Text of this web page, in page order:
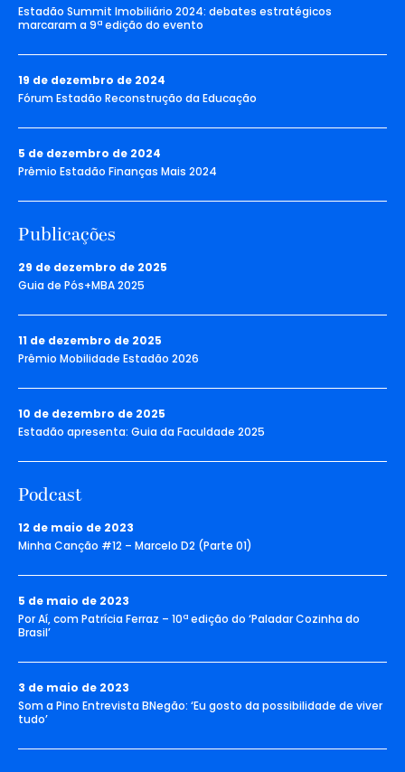
Estadão Summit Imobiliário 2024: debates estratégicos
marcaram a 9ª edição do evento
19 de dezembro de 2024
Fórum Estadão Reconstrução da Educação
5 de dezembro de 2024
Prêmio Estadão Finanças Mais 2024
Publicações
29 de dezembro de 2025
Guia de Pós+MBA 2025
11 de dezembro de 2025
Prêmio Mobilidade Estadão 2026
10 de dezembro de 2025
Estadão apresenta: Guia da Faculdade 2025
Podcast
12 de maio de 2023
Minha Canção #12 – Marcelo D2 (Parte 01)
5 de maio de 2023
Por Aí, com Patrícia Ferraz – 10ª edição do ‘Paladar Cozinha do
Brasil’
3 de maio de 2023
Som a Pino Entrevista BNegão: ‘Eu gosto da possibilidade de viver
tudo’